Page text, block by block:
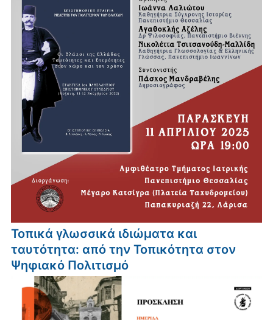
Τοπικά γλωσσικά ιδιώματα και
ταυτότητα: από την Τοπικότητα στον
Ψηφιακό Πολιτισμό